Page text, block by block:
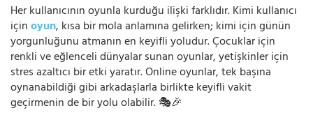
Her kullanıcının oyunla kurduğu ilişki farklıdır. Kimi kullanıcı
içinoyun, kısa bir mola anlamına gelirken; kimi için günün
yorgunluğunu atmanın en keyifli yoludur. Çocuklar için
renkli ve eğlenceli dünyalar sunan oyunlar, yetişkinler için
stres azaltıcı bir etki yaratır. Online oyunlar, tek başına
oynanabildiği gibi arkadaşlarla birlikte keyifli vakit
geçirmenin de bir yolu olabilir. 🎭🎉